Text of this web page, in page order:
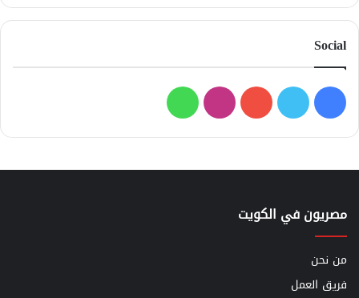
Social
فيسبوك
تويتر يوتيوبانستقرامواتساب
مصريون في الكويت
من نحن
فريق العمل